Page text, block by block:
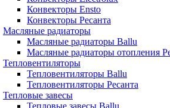
Конвекторы Ensto
Конвекторы Ресанта
Масляные радиаторы
Масляные радиаторы Ballu
Масляные радиаторы отопления
Тепловентиляторы
Тепловентиляторы Ballu
Тепловентиляторы Ресанта
Тепловые завесы